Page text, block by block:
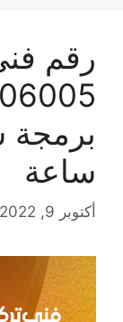
رقم
ساعة
أكتوبر 9, 2022